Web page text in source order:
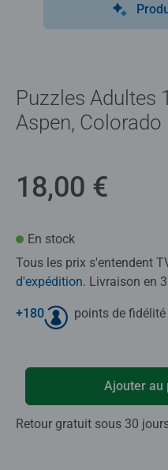
Puzzles Adultes
Aspen, Colorado
18,00 €
En stock
Tous les prix s'entendent
d'expédition. Livraison en
+180 points de fidélité
Ajouter au
Retour gratuit sous 30